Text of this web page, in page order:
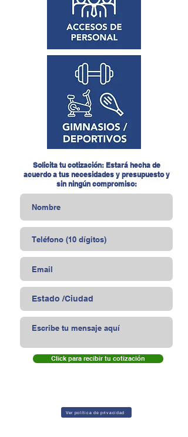
Solicita tu cotización: Estará hecha de
acuerdo a tus necesidades y presupuesto y
sin ningún compromiso:
Click para recibir tu cotización
Ver política de privacidad